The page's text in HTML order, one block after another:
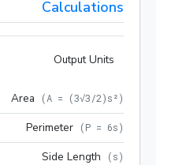
Calculations
Output Units
Area (A = (3√3/2)s²)
Perimeter (P = 6s)
Side Length (s)